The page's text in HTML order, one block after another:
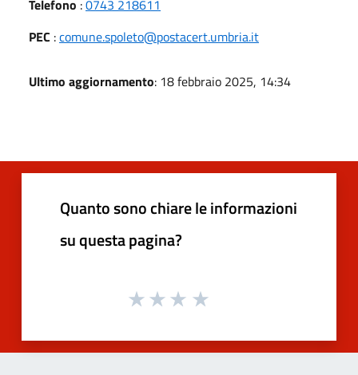
Telefono :0743 218611
PEC :comune.spoleto@postacert.umbria.it
Ultimo aggiornamento: 18 febbraio 2025, 14:34
Quanto sono chiare le informazioni
su questa pagina?